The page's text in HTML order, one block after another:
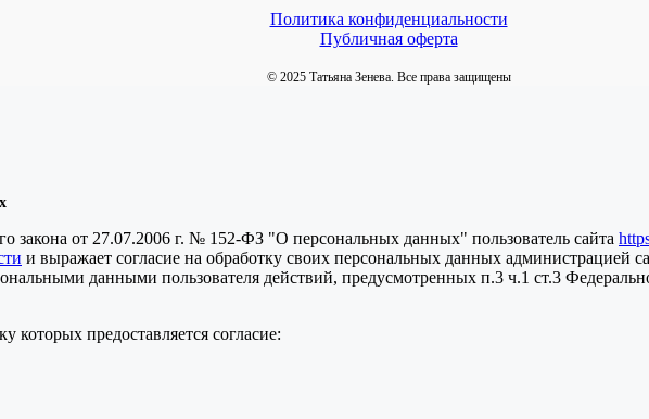
Политика конфиденциальности
Публичная оферта
© 2025 Татьяна Зенева. Все права защищены
закона от 27.07.2006 г. № 152-ФЗ "О персональных данных" пользователь сайта
и выражает согласие на обработку своих персональных данных
данными пользователя действий, предусмотренных п.3 ч.1 ст.3
которых предоставляется согласие: